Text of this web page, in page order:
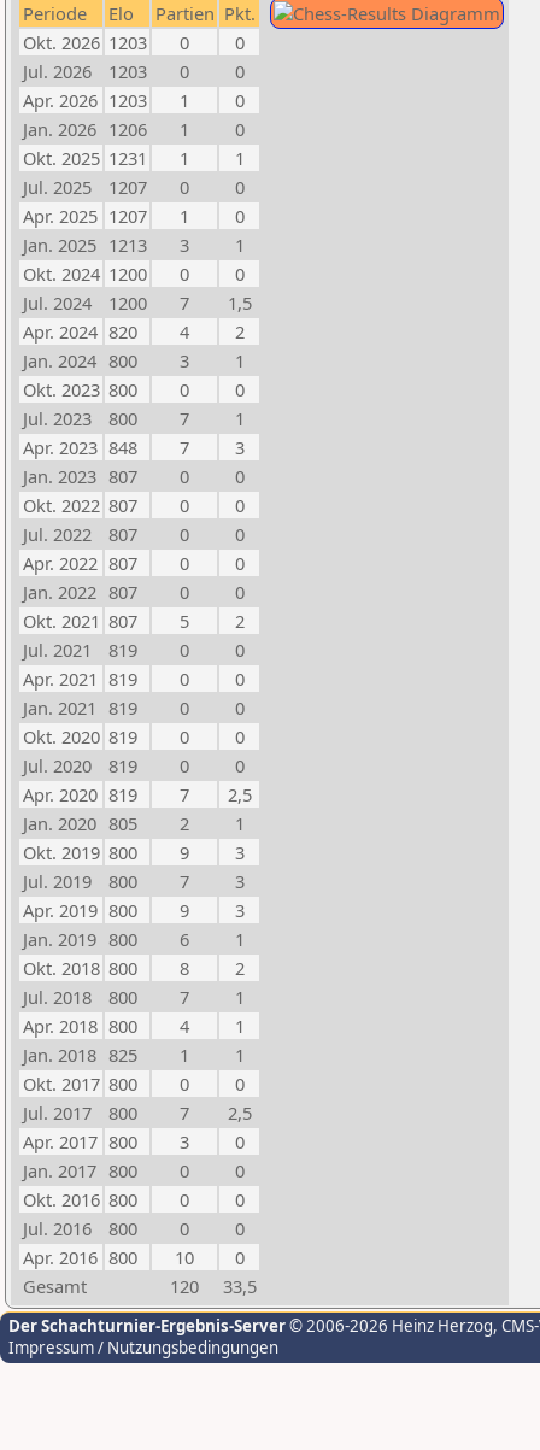
Periode Elo Partien Pkt.
Okt. 2026 1203 0
0
Jul. 2026
1203 0
0
Apr. 2026 1203 1
0
Jan. 2026 1206 1
0
Okt. 2025 1231 1
1
Jul. 2025
1207 0
0
Apr. 2025 1207 1
0
Jan. 2025 1213 3
1
Okt. 2024 1200 0
0
Jul. 2024
1200 7
1,5
Apr. 2024 820 4
2
Jan. 2024 800 3
1
Okt. 2023 800 0
0
Jul. 2023
800 7
1
Apr. 2023 848 7
3
Jan. 2023 807 0
0
Okt. 2022 807 0
0
Jul. 2022
807 0
0
Apr. 2022 807 0
0
Jan. 2022 807 0
0
Okt. 2021 807 5
2
Jul. 2021
819 0
0
Apr. 2021 819 0
0
Jan. 2021 819 0
0
Okt. 2020 819 0
0
Jul. 2020
819 0
0
Apr. 2020 819 7
2,5
Jan. 2020 805 2
1
Okt. 2019 800 9
3
Jul. 2019
800 7
3
Apr. 2019 800 9
3
Jan. 2019 800 6
1
Okt. 2018 800 8
2
Jul. 2018
800 7
1
Apr. 2018 800 4
1
Jan. 2018 825 1
1
Okt. 2017 800 0
0
Jul. 2017
800 7
2,5
Apr. 2017 800 3
0
Jan. 2017 800 0
0
Okt. 2016 800 0
0
Jul. 2016
800 0
0
Apr. 2016 800 10
0
Gesamt
120 33,5
Der Schachturnier-Ergebnis-Server© 2006-2026 Heinz Herzog,
Impressum / Nutzungsbedingungen